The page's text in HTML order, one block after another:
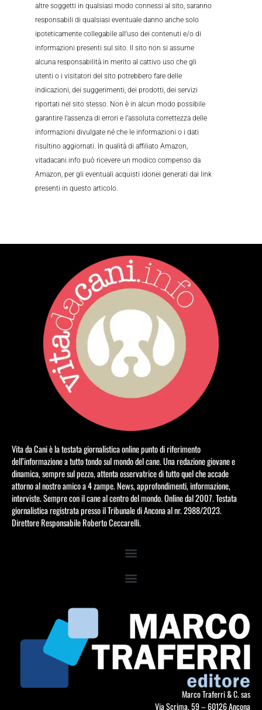
altre soggetti in qualsiasi modo connessi al sito, saranno
responsabili di qualsiasi eventuale danno anche solo
ipoteticamente collegabile all’uso dei contenuti e/o di
informazioni presenti sul sito. Il sito non si assume
alcuna responsabilità in merito al cattivo uso che gli
utenti o i visitatori del sito potrebbero fare delle
indicazioni, dei suggerimenti, dei prodotti, dei servizi
riportati nel sito stesso. Non è in alcun modo possibile
garantire l’assenza di errori e l’assoluta correttezza delle
informazioni divulgate né che le informazioni o i dati
risultino aggiornati. In qualità di affiliato Amazon,
vitadacani.info può ricevere un modico compenso da
Amazon, per gli eventuali acquisti idonei generati dai link
presenti in questo articolo.
Vita da Cani è la testata giornalistica online punto di riferimento
dell’informazione a tutto tondo sul mondo del cane. Una redazione giovane e
dinamica, sempre sul pezzo, attenta osservatrice di tutto quel che accade
attorno al nostro amico a 4 zampe. News, approfondimenti, informazione,
interviste. Sempre con il cane al centro del mondo. Online dal 2007. Testata
giornalistica registrata presso il Tribunale di Ancona al nr. 2988/2023.
Direttore Responsabile Roberto Ceccarelli.
Marco Traferri & C. sas
Via Scrima, 59 – 60126 Ancona